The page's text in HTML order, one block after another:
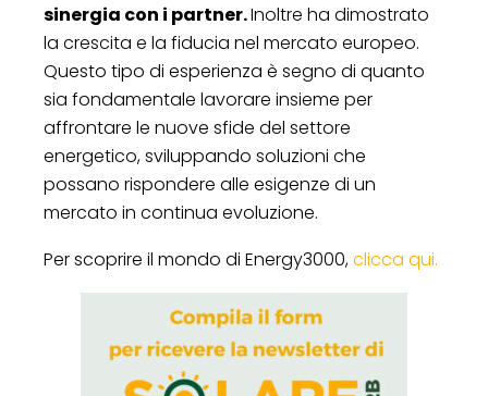
sinergia con i partner.Inoltre ha dimostrato
la crescita e la fiducia nel mercato europeo.
Questo tipo di esperienza è segno di quanto
sia fondamentale lavorare insieme per
affrontare le nuove sfide del settore
energetico, sviluppando soluzioni che
possano rispondere alle esigenze di un
mercato in continua evoluzione.
Per scoprire il mondo di Energy3000,clicca qui.